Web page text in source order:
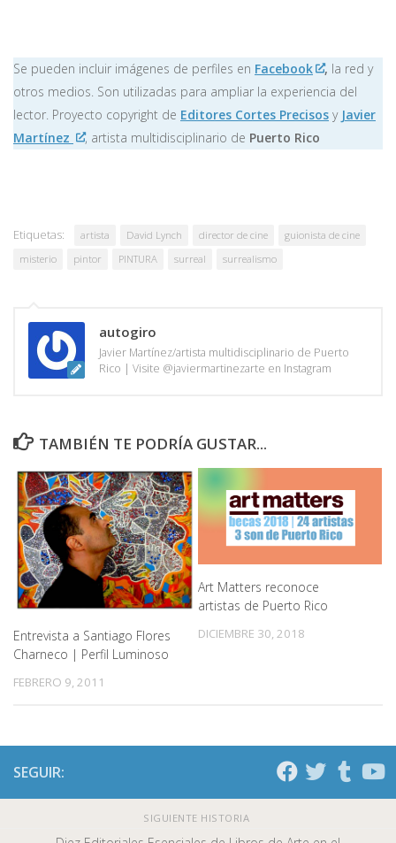
Se pueden incluir imágenes de perfiles en Facebook , la red y
otros medios. Son utilizadas para ampliar la experiencia del
lector. Proyecto copyright de Editores Cortes Precisos y Javier
Martínez
, artista multidisciplinario de Puerto Rico
Etiquetas: artista David Lynch director de cine
guionista de cine
misterio
pintor PINTURA surreal surrealismo
autogiro
Javier Martínez/artista multidisciplinario de Puerto
Rico | Visite @javiermartinezarte en Instagram
TAMBIÉN TE PODRÍA GUSTAR...
Entrevista a Santiago Flores
Charneco | Perfil Luminoso
FEBRERO 9, 2011
Art Matters reconoce
artistas de Puerto Rico
DICIEMBRE 30, 2018
SEGUIR:
SIGUIENTE HISTORIA